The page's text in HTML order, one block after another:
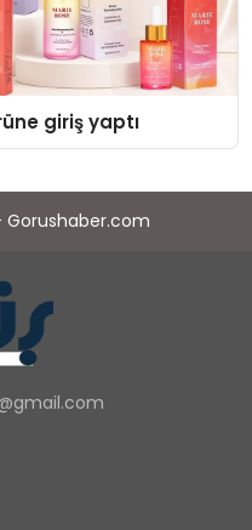
giriş yaptı
Gorushaber.com